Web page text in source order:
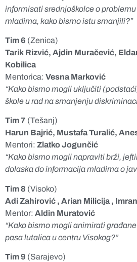
informisati srednjoškolce o
mladima, kako bismo istu smanjili?”
Tim 6 (Zenica)
Tarik Rizvić, Ajdin Muračević,
Kobilica
Mentorica: Vesna Marković
“Kako bismo mogli uključiti
škole u rad na smanjenju
Tim 7 (Tešanj)
Harun Bajrić, Mustafa Turalić,
Mentori: Zlatko Jogunčić
“Kako bismo mogli napraviti brži,
dolaska do informacija mladima o
Tim 8 (Visoko)
Adi Zahirović , Arian Milicija ,
Mentor: Aldin Muratović
“Kako bismo mogli animirati
pasa lutalica u centru Visokog?”
Tim 9 (Sarajevo)